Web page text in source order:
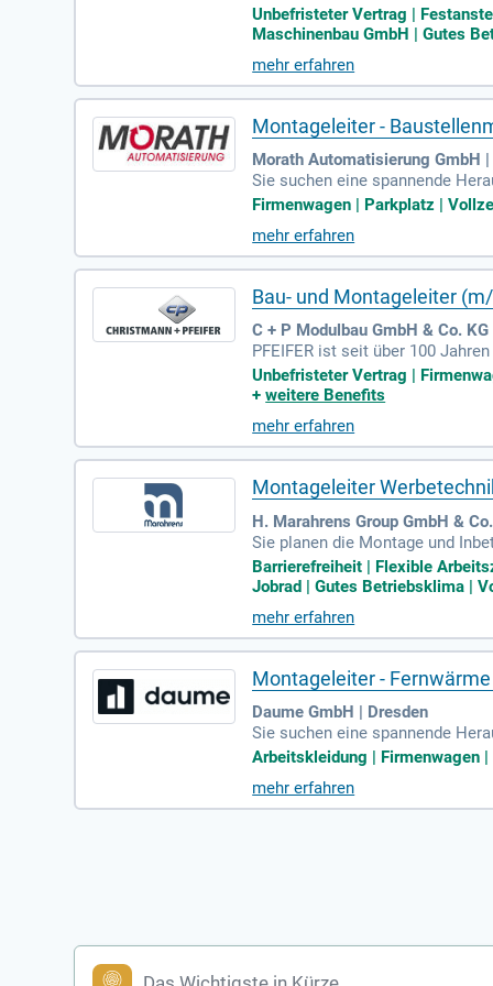
nd verantwortlich. Sie führen
nbetriebnahmen und
en eine abgeschlossene
potenziale zu erkennen und zu
Unbefristeter Vertrag |
Maschinenbau GmbH | Gutes
mehr erfahren
Montageleiter -
Morath Automatisierung GmbH
Sie suchen eine spannende
ktleitung und Hardware-
ktroniker (m/w/d) sowie
eutschkenntnisse sind
er Klasse B sind ebenfalls
Firmenwagen | Parkplatz |
mehr erfahren
Bau- und Montageleiter
C + P Modulbau GmbH & Co.
PFEIFER ist seit über 100
lienunternehmen kombinieren
nehmend an Bedeutung,
zur Übergabe an den Kunden.
Unbefristeter Vertrag |
+weitere Benefits
mehr erfahren
Montageleiter
H. Marahrens Group GmbH &
Sie planen die Montage und
nisation barrierefreier
Reparaturen und Aufmaßen.
teller oder eine verwandte
Barrierefreiheit | Flexible
Jobrad | Gutes Betriebsklima |
mehr erfahren
Montageleiter -
Daume GmbH | Dresden
Sie suchen eine spannende
gsfähigkeiten in Montageteams
n im Umgang mit modernen
tsabläufe. Profitieren Sie von 30
svorsorge. Werden Sie Teil
Arbeitskleidung | Firmenwagen
mehr erfahren